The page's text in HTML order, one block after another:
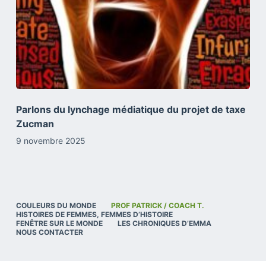
Parlons du lynchage médiatique du projet de taxe
Zucman
9 novembre 2025
COULEURS DU MONDE
PROF PATRICK / COACH T.
HISTOIRES DE FEMMES, FEMMES D’HISTOIRE
FENÊTRE SUR LE MONDE
LES CHRONIQUES D’EMMA
NOUS CONTACTER